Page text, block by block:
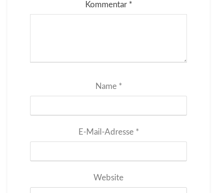
Kommentar *
Name *
E-Mail-Adresse *
Website